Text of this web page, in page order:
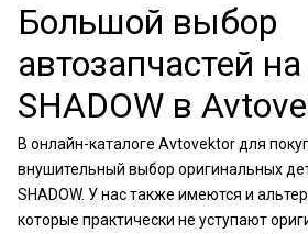
Большой выбор
автозапчастей на
SHADOW в
В онлайн-каталоге Avtovektor для
внушительный выбор оригинальных
SHADOW. У нас также имеются и
которые практически не уступают